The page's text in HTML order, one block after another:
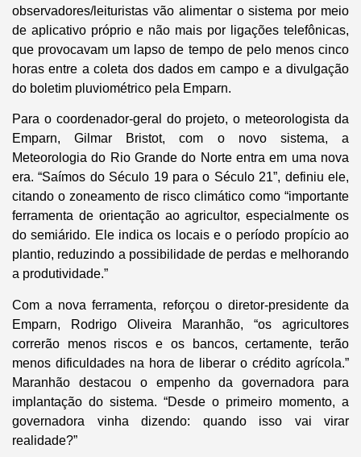
observadores/leituristas vão alimentar o sistema por meio
de aplicativo próprio e não mais por ligações telefônicas,
que provocavam um lapso de tempo de pelo menos cinco
horas entre a coleta dos dados em campo e a divulgação
do boletim pluviométrico pela Emparn.
Para o coordenador-geral do projeto, o meteorologista da
Emparn, Gilmar Bristot, com o novo sistema, a
Meteorologia do Rio Grande do Norte entra em uma nova
era. “Saímos do Século 19 para o Século 21”, definiu ele,
citando o zoneamento de risco climático como “importante
ferramenta de orientação ao agricultor, especialmente os
do semiárido. Ele indica os locais e o período propício ao
plantio, reduzindo a possibilidade de perdas e melhorando
a produtividade.”
Com a nova ferramenta, reforçou o diretor-presidente da
Emparn, Rodrigo Oliveira Maranhão, “os agricultores
correrão menos riscos e os bancos, certamente, terão
menos dificuldades na hora de liberar o crédito agrícola.”
Maranhão destacou o empenho da governadora para
implantação do sistema. “Desde o primeiro momento, a
governadora vinha dizendo: quando isso vai virar
realidade?”